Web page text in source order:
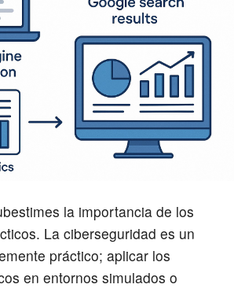
la importancia de los
La ciberseguridad es un
práctico; aplicar los
en entornos simulados o